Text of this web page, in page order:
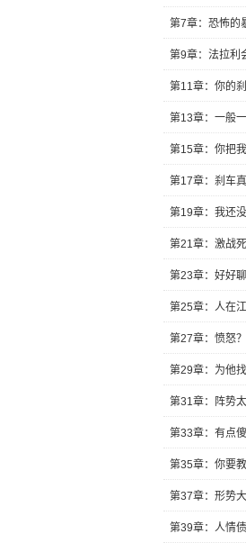
第7章：恐怖的
第9章：法拉利
第11章：你的
第13章：一般
第15章：你把
第17章：刹车真
第19章：我还没
第21章：激战死
第23章：好好
第25章：人在
第27章：愤怒
第29章：为他找
第31章：阵势太
第33章：有点
第35章：你要教
第37章：形势
第39章：人情债